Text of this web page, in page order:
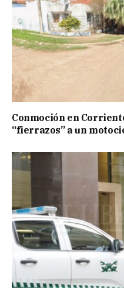
Conmoción en
“fierrazos” a un